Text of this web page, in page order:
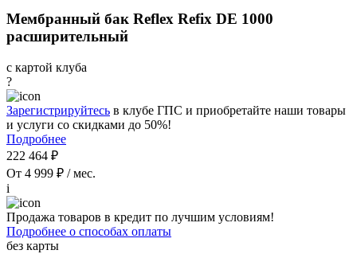
Мембранный бак Reflex Refix DE 1000
расширительный
с картой клуба
?
Зарегистрируйтесь в клубе ГПС и приобретайте наши товары
и услуги со скидками до 50%!
Подробнее
222 464 ₽
От 4 999 ₽ / мес.
i
Продажа товаров в кредит по лучшим условиям!
Подробнее о способах оплаты
без карты